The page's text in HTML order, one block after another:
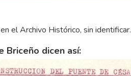
el Archivo Histórico, sin identificar.
Briceño dicen así: